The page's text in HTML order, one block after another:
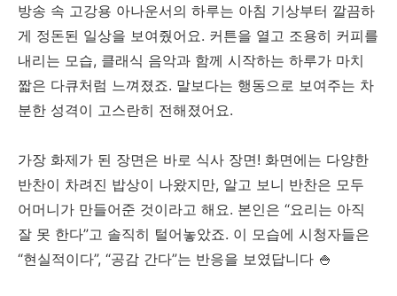
방송 속 고강용 아나운서의 하루는 아침 기상부터 깔끔하
게 정돈된 일상을 보여줬어요. 커튼을 열고 조용히 커피를
내리는 모습, 클래식 음악과 함께 시작하는 하루가 마치
짧은 다큐처럼 느껴졌죠. 말보다는 행동으로 보여주는 차
분한 성격이 고스란히 전해졌어요.
가장 화제가 된 장면은 바로 식사 장면! 화면에는 다양한
반찬이 차려진 밥상이 나왔지만, 알고 보니 반찬은 모두
어머니가 만들어준 것이라고 해요. 본인은 “요리는 아직
잘 못 한다”고 솔직히 털어놓았죠. 이 모습에 시청자들은
“현실적이다”, “공감 간다”는 반응을 보였답니다 🍚